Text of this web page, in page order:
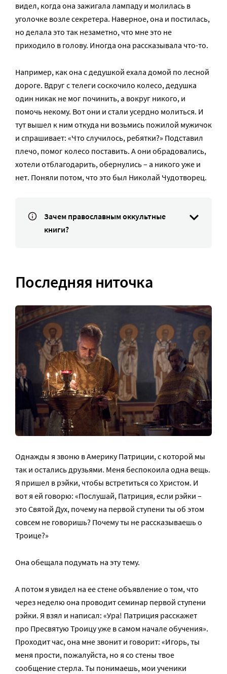
видел, когда она зажигала лампаду и молилась в
уголочке возле секретера. Наверное, она и постилась,
но делала это так незаметно, что мне это не
приходило в голову. Иногда она рассказывала что-то.
Например, как она с дедушкой ехала домой по лесной
дороге. Вдруг с телеги соскочило колесо, дедушка
один никак не мог починить, а вокруг никого, и
помочь некому. Вот они и стали усердно молиться. И
тут вышел к ним откуда ни возьмись пожилой мужичок
и спрашивает: «Что случилось, ребятки?» Подставил
плечо, помог колесо поставить. А они обрадовались,
хотели отблагодарить, обернулись – а никого уже и
нет. Поняли потом, что это был Николай Чудотворец.
Зачем православным оккультные
книги?
Последняя ниточка
Однажды я звоню в Америку Патриции, с которой мы
так и остались друзьями. Меня беспокоила одна вещь.
Я пришел в рэйки, чтобы встретиться со Христом. И
вот я ей говорю: «Послушай, Патриция, если рэйки –
это Святой Дух, почему на первой ступени ты об этом
совсем не говоришь? Почему ты не рассказываешь о
Троице?»
Она обещала подумать на эту тему.
А потом я увидел на ее стене объявление о том, что
через неделю она проводит семинар первой ступени
рэйки. Я взял и написал: «Ура! Патриция расскажет
про Пресвятую Троицу уже в самом начале обучения».
Проходит час, она мне звонит и говорит: «Игорь, ты
меня прости, пожалуйста, но я со стены твое
сообщение стерла. Ты понимаешь, мои ученики